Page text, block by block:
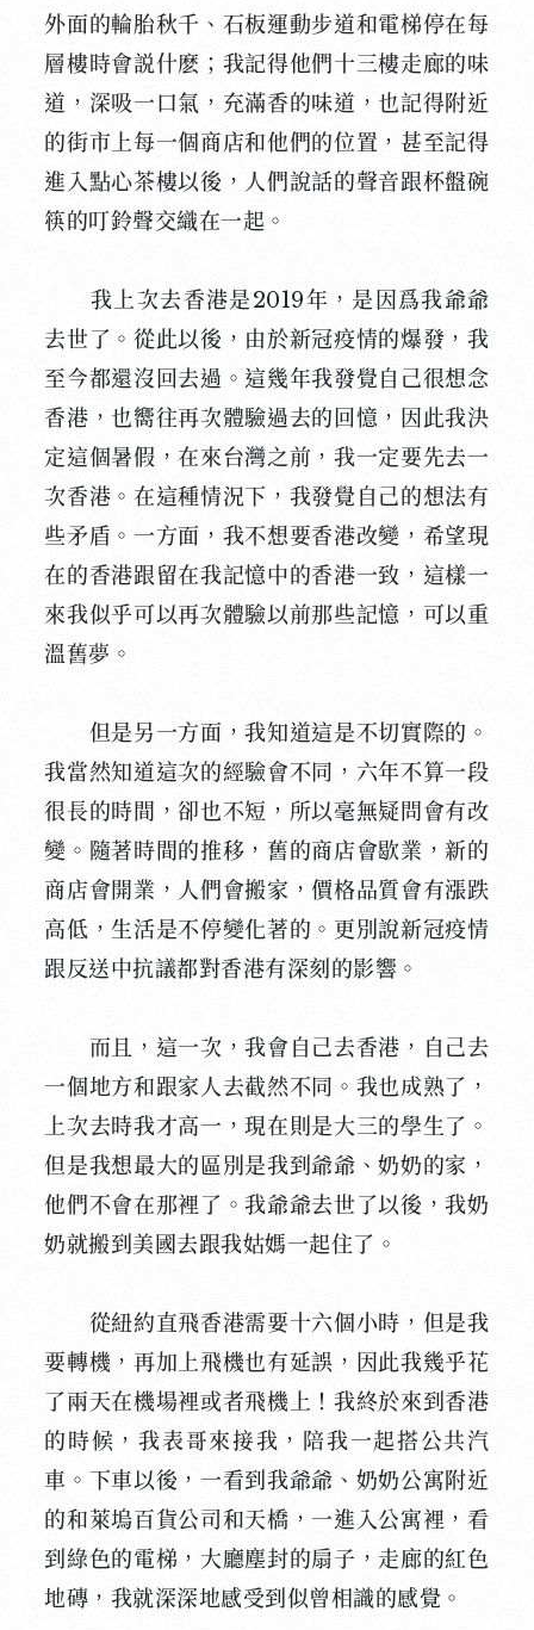
外面的輪胎秋千、石板運動步道和電梯停在每
層樓時會説什麽；我記得他們十三樓走廊的味
道，深吸一口氣，充滿香的味道，也記得附近
的街市上每一個商店和他們的位置，甚至記得
進入點心茶樓以後，人們說話的聲音跟杯盤碗
筷的叮鈴聲交織在一起。
我上次去香港是2019年，是因爲我爺爺
去世了。從此以後，由於新冠疫情的爆發，我
至今都還沒回去過。這幾年我發覺自己很想念
香港，也嚮往再次體驗過去的回憶，因此我決
定這個暑假，在來台灣之前，我一定要先去一
次香港。在這種情況下，我發覺自己的想法有
些矛盾。一方面，我不想要香港改變，希望現
在的香港跟留在我記憶中的香港一致，這樣一
來我似乎可以再次體驗以前那些記憶，可以重
溫舊夢。
但是另一方面，我知道這是不切實際的。
我當然知道這次的經驗會不同，六年不算一段
很長的時間，卻也不短，所以毫無疑問會有改
變。隨著時間的推移，舊的商店會歇業，新的
商店會開業，人們會搬家，價格品質會有漲跌
高低，生活是不停變化著的。更別說新冠疫情
跟反送中抗議都對香港有深刻的影響。
而且，這一次，我會自己去香港，自己去
一個地方和跟家人去截然不同。我也成熟了，
上次去時我才高一，現在則是大三的學生了。
但是我想最大的區別是我到爺爺、奶奶的家，
他們不會在那裡了。我爺爺去世了以後，我奶
奶就搬到美國去跟我姑媽一起住了。
從紐約直飛香港需要十六個小時，但是我
要轉機，再加上飛機也有延誤，因此我幾乎花
了兩天在機場裡或者飛機上！我終於來到香港
的時候，我表哥來接我，陪我一起搭公共汽
車。下車以後，一看到我爺爺、奶奶公寓附近
的和萊塢百貨公司和天橋，一進入公寓裡，看
到綠色的電梯，大廳塵封的扇子，走廊的紅色
地磚，我就深深地感受到似曾相識的感覺。